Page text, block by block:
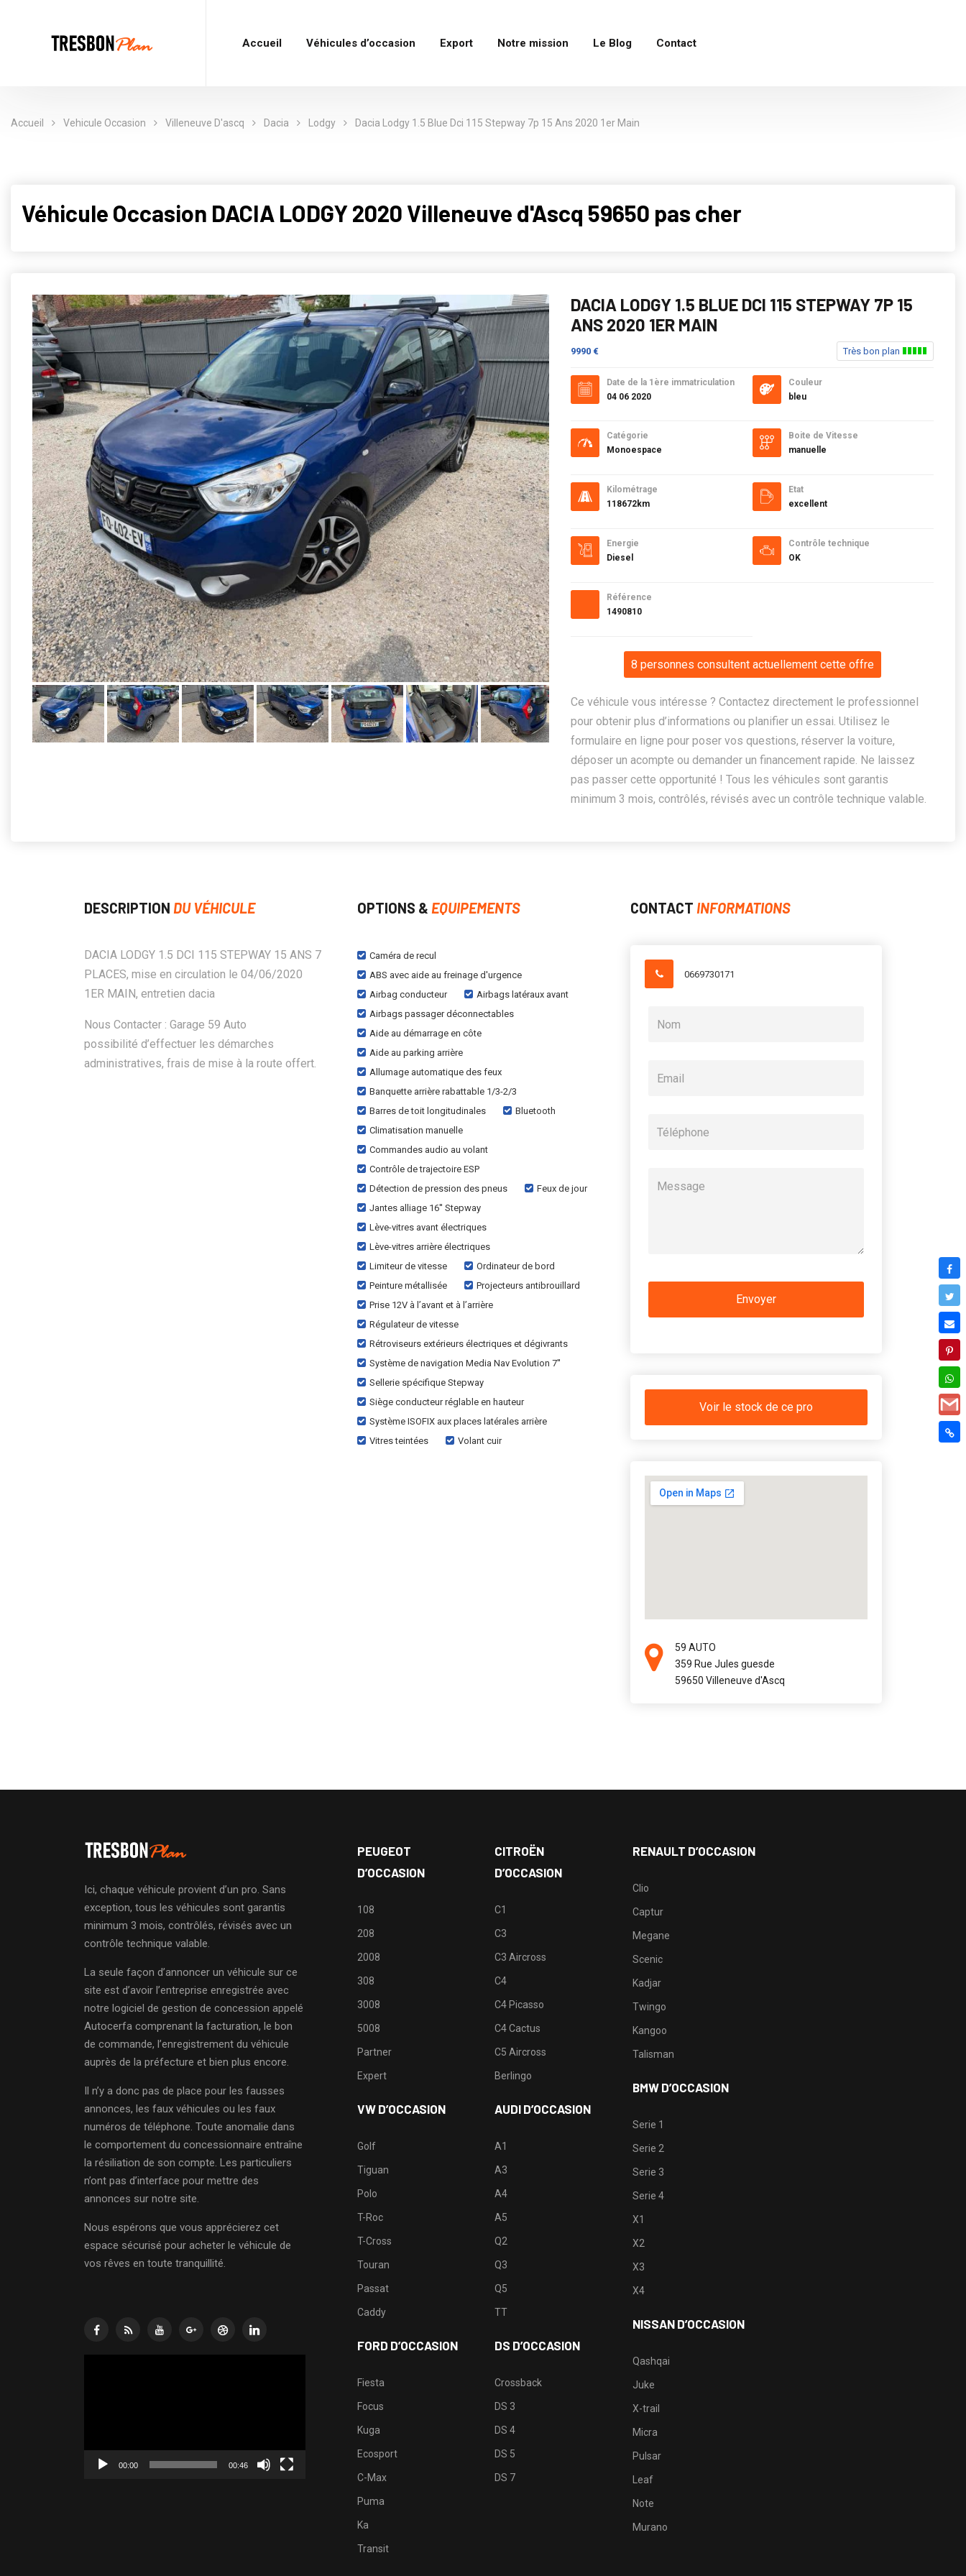
Accueil Véhicules d’occasion Export Notre mission Le Blog Contact
Accueil Vehicule Occasion Villeneuve D'ascq Dacia Lodgy Dacia Lodgy 1.5 Blue Dci 115 Stepway 7p 15 Ans 2020 1er Main
Véhicule Occasion DACIA LODGY 2020 Villeneuve d'Ascq 59650 pas cher
DACIA LODGY 1.5 BLUE DCI 115 STEPWAY 7P 15
ANS 2020 1ER MAIN
9990 € Très bon plan
Date de la 1ère immatriculation
04 06 2020
Catégorie
Monoespace
Kilométrage
118672km
Energie
Diesel
Référence
1490810
Couleur
bleu
Boite de Vitesse
manuelle
Etat
excellent
Contrôle technique
OK
8 personnes consultent actuellement cette offre
Ce véhicule vous intéresse ? Contactez directement le professionnel
pour obtenir plus d’informations ou planifier un essai. Utilisez le
formulaire en ligne pour poser vos questions, réserver la voiture,
déposer un acompte ou demander un financement rapide. Ne laissez
pas passer cette opportunité ! Tous les véhicules sont garantis
minimum 3 mois, contrôlés, révisés avec un contrôle technique valable.
DESCRIPTION DU VÉHICULE
DACIA LODGY 1.5 DCI 115 STEPWAY 15 ANS 7
PLACES, mise en circulation le 04/06/2020
1ER MAIN, entretien dacia
Nous Contacter : Garage 59 Auto
possibilité d’effectuer les démarches
administratives, frais de mise à la route offert.
OPTIONS & EQUIPEMENTS
Caméra de recul
ABS avec aide au freinage d'urgence
Airbag conducteur
Airbags latéraux avant
Airbags passager déconnectables
Aide au démarrage en côte
Aide au parking arrière
Allumage automatique des feux
Banquette arrière rabattable 1/3-2/3
Barres de toit longitudinales
Bluetooth
Climatisation manuelle
Commandes audio au volant
Contrôle de trajectoire ESP
Détection de pression des pneus
Feux de jour
Jantes alliage 16'' Stepway
Lève-vitres avant électriques
Lève-vitres arrière électriques
Limiteur de vitesse
Ordinateur de bord
Peinture métallisée
Projecteurs antibrouillard
Prise 12V à l’avant et à l’arrière
Régulateur de vitesse
Rétroviseurs extérieurs électriques et dégivrants
Système de navigation Media Nav Evolution 7''
Sellerie spécifique Stepway
Siège conducteur réglable en hauteur
Système ISOFIX aux places latérales arrière
Vitres teintées
Volant cuir
CONTACT INFORMATIONS
0669730171
Voir le stock de ce pro
59 AUTO
359 Rue Jules guesde
59650 Villeneuve d'Ascq
Ici, chaque véhicule provient d’un pro. Sans
exception, tous les véhicules sont garantis
minimum 3 mois, contrôlés, révisés avec un
contrôle technique valable.
La seule façon d’annoncer un véhicule sur ce
site est d’avoir l’entreprise enregistrée avec
notre logiciel de gestion de concession appelé
Autocerfa comprenant la facturation, le bon
de commande, l’enregistrement du véhicule
auprès de la préfecture et bien plus encore.
Il n’y a donc pas de place pour les fausses
annonces, les faux véhicules ou les faux
numéros de téléphone. Toute anomalie dans
le comportement du concessionnaire entraîne
la résiliation de son compte. Les particuliers
n’ont pas d’interface pour mettre des
annonces sur notre site.
Nous espérons que vous apprécierez cet
espace sécurisé pour acheter le véhicule de
vos rêves en toute tranquillité.
00:00 00:46
PEUGEOT
D’OCCASION
108
208
2008
308
3008
5008
Partner
Expert
VW D’OCCASION
Golf
Tiguan
Polo
T-Roc
T-Cross
Touran
Passat
Caddy
FORD D’OCCASION
Fiesta
Focus
Kuga
Ecosport
C-Max
Puma
Ka
Transit
CITROËN
D’OCCASION
C1
C3
C3 Aircross
C4
C4 Picasso
C4 Cactus
C5 Aircross
Berlingo
AUDI D’OCCASION
A1
A3
A4
A5
Q2
Q3
Q5
TT
DS D’OCCASION
Crossback
DS 3
DS 4
DS 5
DS 7
RENAULT D’OCCASION
Clio
Captur
Megane
Scenic
Kadjar
Twingo
Kangoo
Talisman
BMW D’OCCASION
Serie 1
Serie 2
Serie 3
Serie 4
X1
X2
X3
X4
NISSAN D’OCCASION
Qashqai
Juke
X-trail
Micra
Pulsar
Leaf
Note
Murano